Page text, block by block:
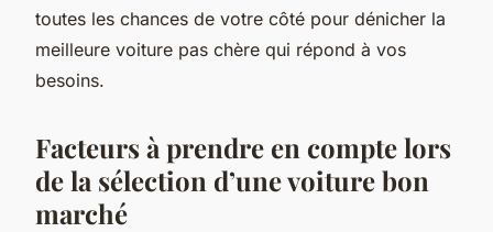
toutes les chances de votre côté pour dénicher la
meilleure voiture pas chère qui répond à vos
besoins.
Facteurs à prendre en compte lors
de la sélection d’une voiture bon
marché